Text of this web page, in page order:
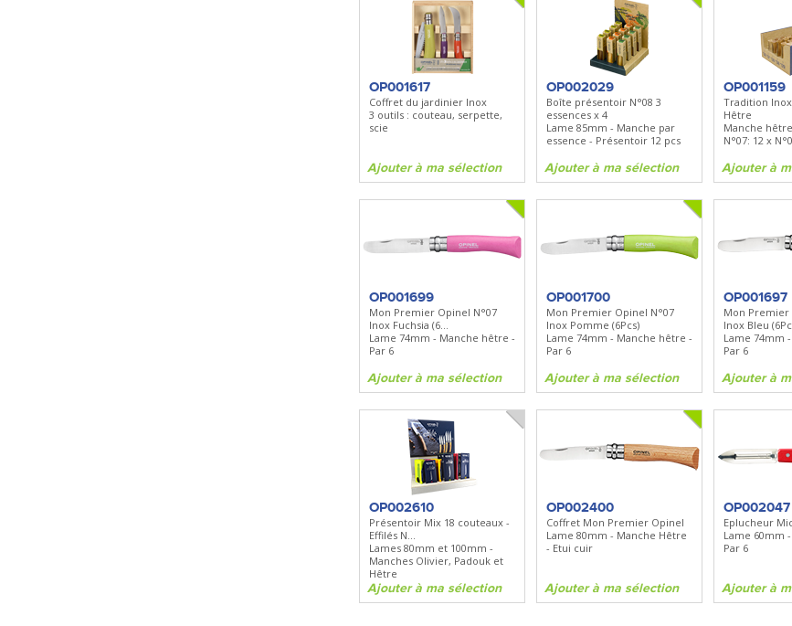
OP001617
Coffret du jardinier Inox
3 outils : couteau, serpette,
scie
Ajouter à ma sélection
OP002029
Boîte présentoir N°08 3
essences x 4
Lame 85mm - Manche par
essence - Présentoir 12 pcs
Ajouter à ma sélection
OP001159
Tradition Inox
Hêtre
Manche
N°07: 12 x
Ajouter à
OP001699
Mon Premier Opinel N°07
Inox Fuchsia (6...
Lame 74mm - Manche hêtre -
Par 6
Ajouter à ma sélection
OP001700
Mon Premier Opinel N°07
Inox Pomme (6Pcs)
Lame 74mm - Manche hêtre -
Par 6
Ajouter à ma sélection
OP001697
Mon Premier
Inox Bleu
Lame 74mm
Par 6
Ajouter à
OP002610
Présentoir Mix 18 couteaux -
Effilés N...
Lames 80mm et 100mm -
Manches Olivier, Padouk et
Hêtre
Ajouter à ma sélection
OP002400
Coffret Mon Premier Opinel
Lame 80mm - Manche Hêtre
- Etui cuir
Ajouter à ma sélection
OP002047
Eplucheur
Lame 60mm
Par 6
Ajouter à